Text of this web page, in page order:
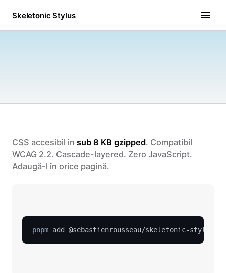
Skeletonic Stylus
CSS accesibil in sub 8 KB gzipped. Compatibil
WCAG 2.2. Cascade-layered. Zero JavaScript.
Adaugă-l în orice pagină.
pnpm